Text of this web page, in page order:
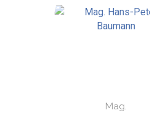
Mag.